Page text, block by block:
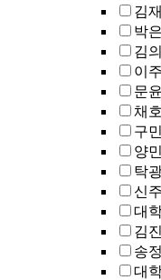
김
박
김
이
문
채
구
양
탁
신
대
김
송
대